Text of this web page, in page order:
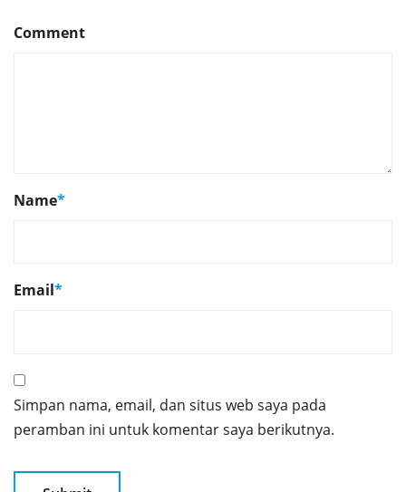
Comment
Name*
Email*
Simpan nama, email, dan situs web saya pada
peramban ini untuk komentar saya berikutnya.